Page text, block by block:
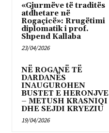
«Gjurmëve të traditës
atdhetare në
Rogaçicë»: Rrugëtimi
diplomatik i prof.
Shpend Kallaba
23/04/2026
NË ROGANË TË
DARDANËS
INAUGUROHEN
BUSTET E HERONJVE
– METUSH KRASNIQI
DHE SEJDI KRYEZIU
19/04/2026